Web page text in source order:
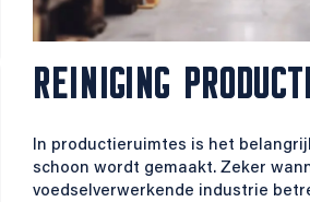
REINIGING
In productieruimtes is het
schoon wordt gemaakt. Zeker
voedselverwerkende industrie